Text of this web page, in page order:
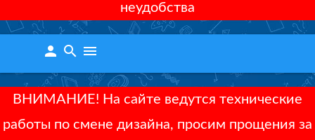
неудобства
person search menu
ВНИМАНИЕ! На сайте ведутся технические
работы по смене дизайна, просим прощения за